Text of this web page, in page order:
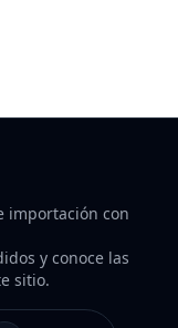
importación con
y conoce las
sitio.